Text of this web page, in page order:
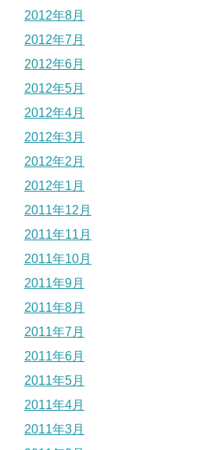
2012年8月
2012年7月
2012年6月
2012年5月
2012年4月
2012年3月
2012年2月
2012年1月
2011年12月
2011年11月
2011年10月
2011年9月
2011年8月
2011年7月
2011年6月
2011年5月
2011年4月
2011年3月